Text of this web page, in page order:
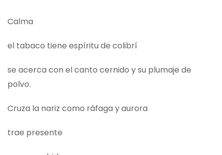
Calma
el tabaco tiene espíritu de colibrí
se acerca con el canto cernido y su plumaje de
polvo.
Cruza la nariz como ráfaga y aurora
trae presente